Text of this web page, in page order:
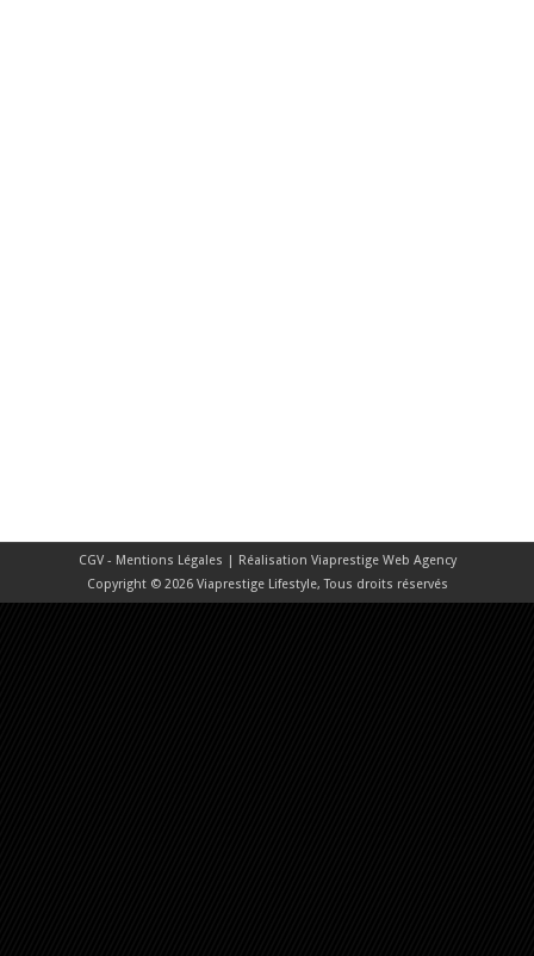
CGV - Mentions Légales | Réalisation Viaprestige Web Agency
Copyright © 2026 Viaprestige Lifestyle, Tous droits réservés